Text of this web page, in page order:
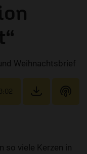
Weihnachtsbrief
so viele Kerzen in